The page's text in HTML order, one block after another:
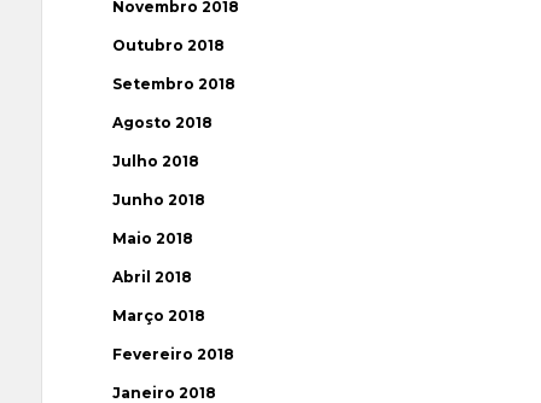
Novembro 2018
Outubro 2018
Setembro 2018
Agosto 2018
Julho 2018
Junho 2018
Maio 2018
Abril 2018
Março 2018
Fevereiro 2018
Janeiro 2018